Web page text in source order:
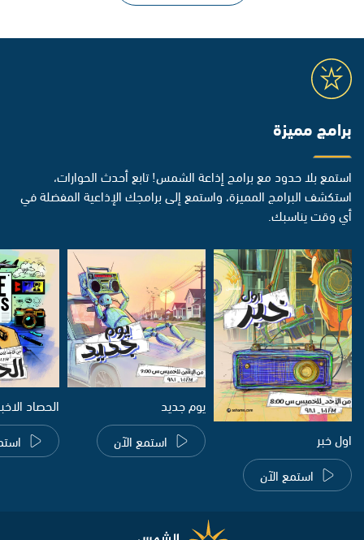
برامج مميزة
استمع بلا حدود مع برامج إذاعة الشمس! تابع أحدث الحوارات،
استكشف البرامج المميزة، واستمع إلى برامجك الإذاعية المفضلة في
أي وقت يناسبك.
اول خبر
استمع الآن
يوم جديد
استمع الآن
الحصاد